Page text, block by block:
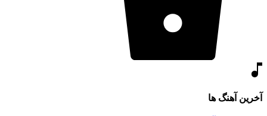
آخرین آهنگ ها